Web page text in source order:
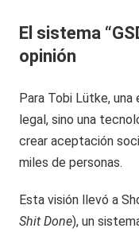
El sistema
opinión
Para Tobi Lütke, una
legal, sino una
crear aceptación
miles de personas.
Esta visión llevó a
Shit Done), un